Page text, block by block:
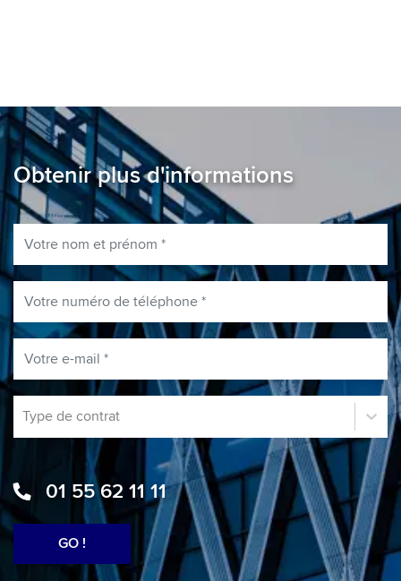
Obtenir plus d'informations
Type de contrat
01 55 62 11 11
GO !